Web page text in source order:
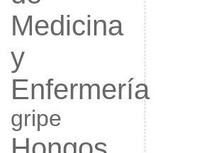
Medicina
y
Enfermería
gripe